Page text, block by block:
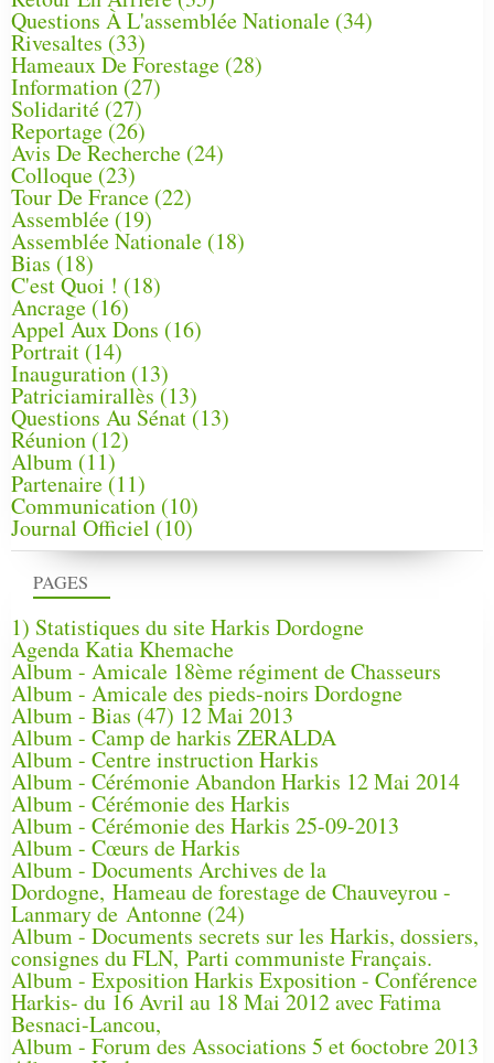
PAGES
1) Statistiques du site Harkis Dordogne
Agenda Katia Khemache
Album - Amicale 18ème régiment de Chasseurs
Album - Amicale des pieds-noirs Dordogne
Album - Bias (47) 12 Mai 2013
Album - Camp de harkis ZERALDA
Album - Centre instruction Harkis
Album - Cérémonie Abandon Harkis 12 Mai 2014
Album - Cérémonie des Harkis
Album - Cérémonie des Harkis 25-09-2013
Album - Cœurs de Harkis
Album - Documents Archives de la
Dordogne, Hameau de forestage de Chauveyrou -
Lanmary de Antonne (24)
Album - Documents secrets sur les Harkis, dossiers,
consignes du FLN, Parti communiste Français.
Album - Exposition Harkis Exposition - Conférence
Harkis- du 16 Avril au 18 Mai 2012 avec Fatima
Besnaci-Lancou,
Album - Forum des Associations 5 et 6octobre 2013
Questions À L'assemblée Nationale (34)
Rivesaltes (33)
Hameaux De Forestage (28)
Information (27)
Solidarité (27)
Reportage(26)
Avis De Recherche (24)
Colloque (23)
Tour De France (22)
Assemblée (19)
Assemblée Nationale (18)
Bias (18)
C'est Quoi ! (18)
Ancrage (16)
Appel Aux Dons (16)
Portrait (14)
Inauguration (13)
Patriciamirallès (13)
Questions Au Sénat(13)
Réunion (12)
Album (11)
Partenaire(11)
Communication (10)
Journal Officiel (10)